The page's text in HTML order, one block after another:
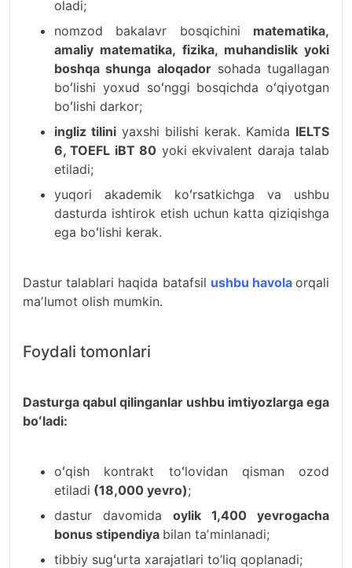
oladi;
nomzod bakalavr bosqichini matematika,
amaliy matematika, fizika, muhandislik yoki
boshqa shunga aloqadorsohada tugallagan
boʻlishi yoxud soʻnggi bosqichda oʻqiyotgan
boʻlishi darkor;
ingliz tilini yaxshi bilishi kerak. Kamida IELTS
6, TOEFL iBT 80 yoki ekvivalent daraja talab
etiladi;
yuqori akademik koʻrsatkichga va ushbu
dasturda ishtirok etish uchun katta qiziqishga
ega boʻlishi kerak.
Dastur talablari haqida batafsil ushbu havolaorqali
maʼlumot olish mumkin.
Foydali tomonlari
Dasturga qabul qilinganlar ushbu imtiyozlarga ega
boʻladi:
oʻqish kontrakt toʻlovidan qisman ozod
etiladi (18,000 yevro);
dastur davomida oylik 1,400 yevrogacha
bonus stipendiya bilan taʼminlanadi;
tibbiy sugʻurta xarajatlari to’liq qoplanadi;